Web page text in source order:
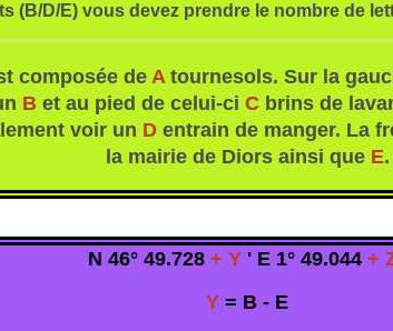
(B/D/E) vous devez prendre le nombre de
composée deAtournesols. Sur la
Bet au pied de celui-ci C brins de
voir un D entrain de manger. La
la mairie de Diors ainsi que E.
N 46° 49.728 + Y' E 1° 49.044 +
Y = B - E